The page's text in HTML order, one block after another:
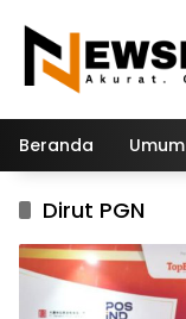
konten
Beranda Umum
Dirut PGN